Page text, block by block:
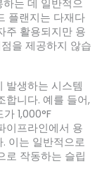
는 데 일반적으
플랜지는 다재다
주 활용되지만 용
을 제공하지 않습
발생하는 시스템
합니다. 예를 들어,
1,000°F
이프라인에서 용
이는 일반적으로
로 작동하는 슬립